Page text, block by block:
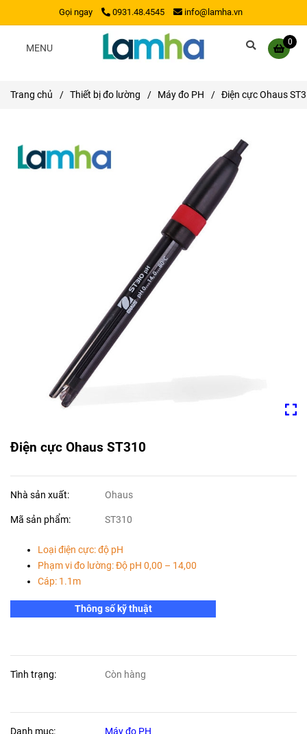
Gọi ngay 0931.48.4545 info@lamha.vn
0
MENU
Trang chủ / Thiết bị đo lường / Máy đo PH / Điện cực Ohaus
Điện cực Ohaus ST310
Nhà sản xuất: Ohaus
Mã sản phẩm: ST310
Loại điện cực: độ pH
Phạm vi đo lường: Độ pH 0,00 – 14,00
Cáp: 1.1m
Thông số kỹ thuật
Tình trạng: Còn hàng
Danh mục: Máy đo PH